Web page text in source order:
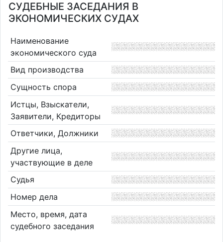
СУДЕБНЫЕ ЗАСЕДАНИЯ В
ЭКОНОМИЧЕСКИХ СУДАХ
Наименование
экономического суда
Вид производства
Сущность спора
Истцы, Взыскатели,
Заявители, Кредиторы
Ответчики, Должники
Другие лица,
участвующие в деле
Судья
Номер дела
Место, время, дата
судебного заседания